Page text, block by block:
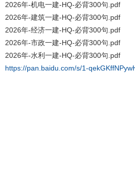
2026年-机电一建-HQ-必背300句.pdf
2026年-建筑一建-HQ-必背300句.pdf
2026年-经济一建-HQ-必背300句.pdf
2026年-市政一建-HQ-必背300句.pdf
2026年-水利一建-HQ-必背300句.pdf
https://pan.baidu.com/s/1-